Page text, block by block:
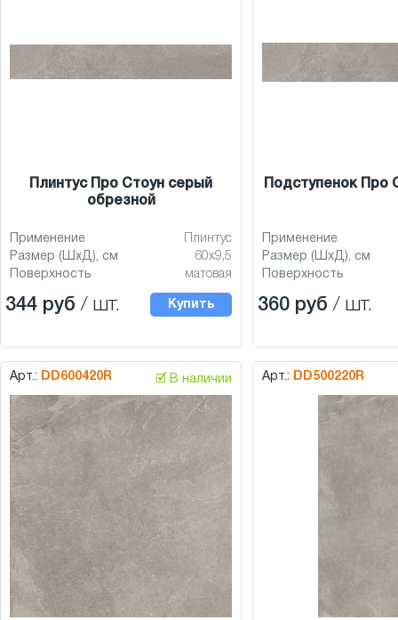
Плинтус Про Стоун серый
обрезной
Применение
Плинтус
Размер (ШхД), см
60x9,5
Поверхность
матовая
344 руб / шт. Купить
Подступенок Про
Применение
Размер (ШхД), см
Поверхность
360 руб / шт.
Арт.: DD600420R 🗹 В наличии Арт.: DD500220R